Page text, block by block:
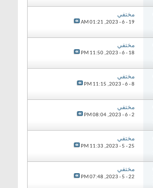
مختفي
19 - 6 - 2023,
01:21 AM
مختفي
18 - 6 - 2023,
11:50 PM
مختفي
8 - 6 - 2023,
11:15 PM
مختفي
2 - 6 - 2023,
08:04 PM
مختفي
25 - 5 - 2023,
11:33 PM
مختفي
22 - 5 - 2023,
07:48 PM